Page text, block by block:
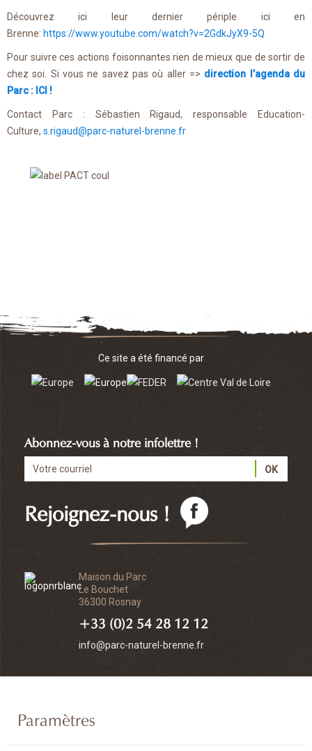
Découvrez ici leur dernier périple ici en
Brenne: https://www.youtube.com/watch?v=2GdkJyX9-5Q
Pour suivre ces actions foisonnantes rien de mieux que de sortir de
chez soi. Si vous ne savez pas où aller => direction l’agenda du
Parc : ICI !
Contact Parc : Sébastien Rigaud, responsable Education-
Culture, s.rigaud@parc-naturel-brenne.fr
Maison du Parc
Le Bouchet
36300 Rosnay
+33 (0)2 54 28 12 12
info@parc-naturel-brenne.fr
Rejoignez-nous !
Abonnez-vous à notre infolettre !
Ce site a été financé par
Paramètres